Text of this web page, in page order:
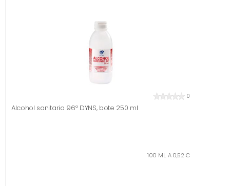
0
Alcohol sanitario 96º DYNS, bote 250 ml
100 ML. A 0,52 €